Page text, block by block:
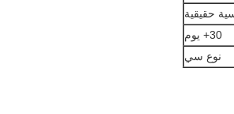
30+ يوم
نوع سي